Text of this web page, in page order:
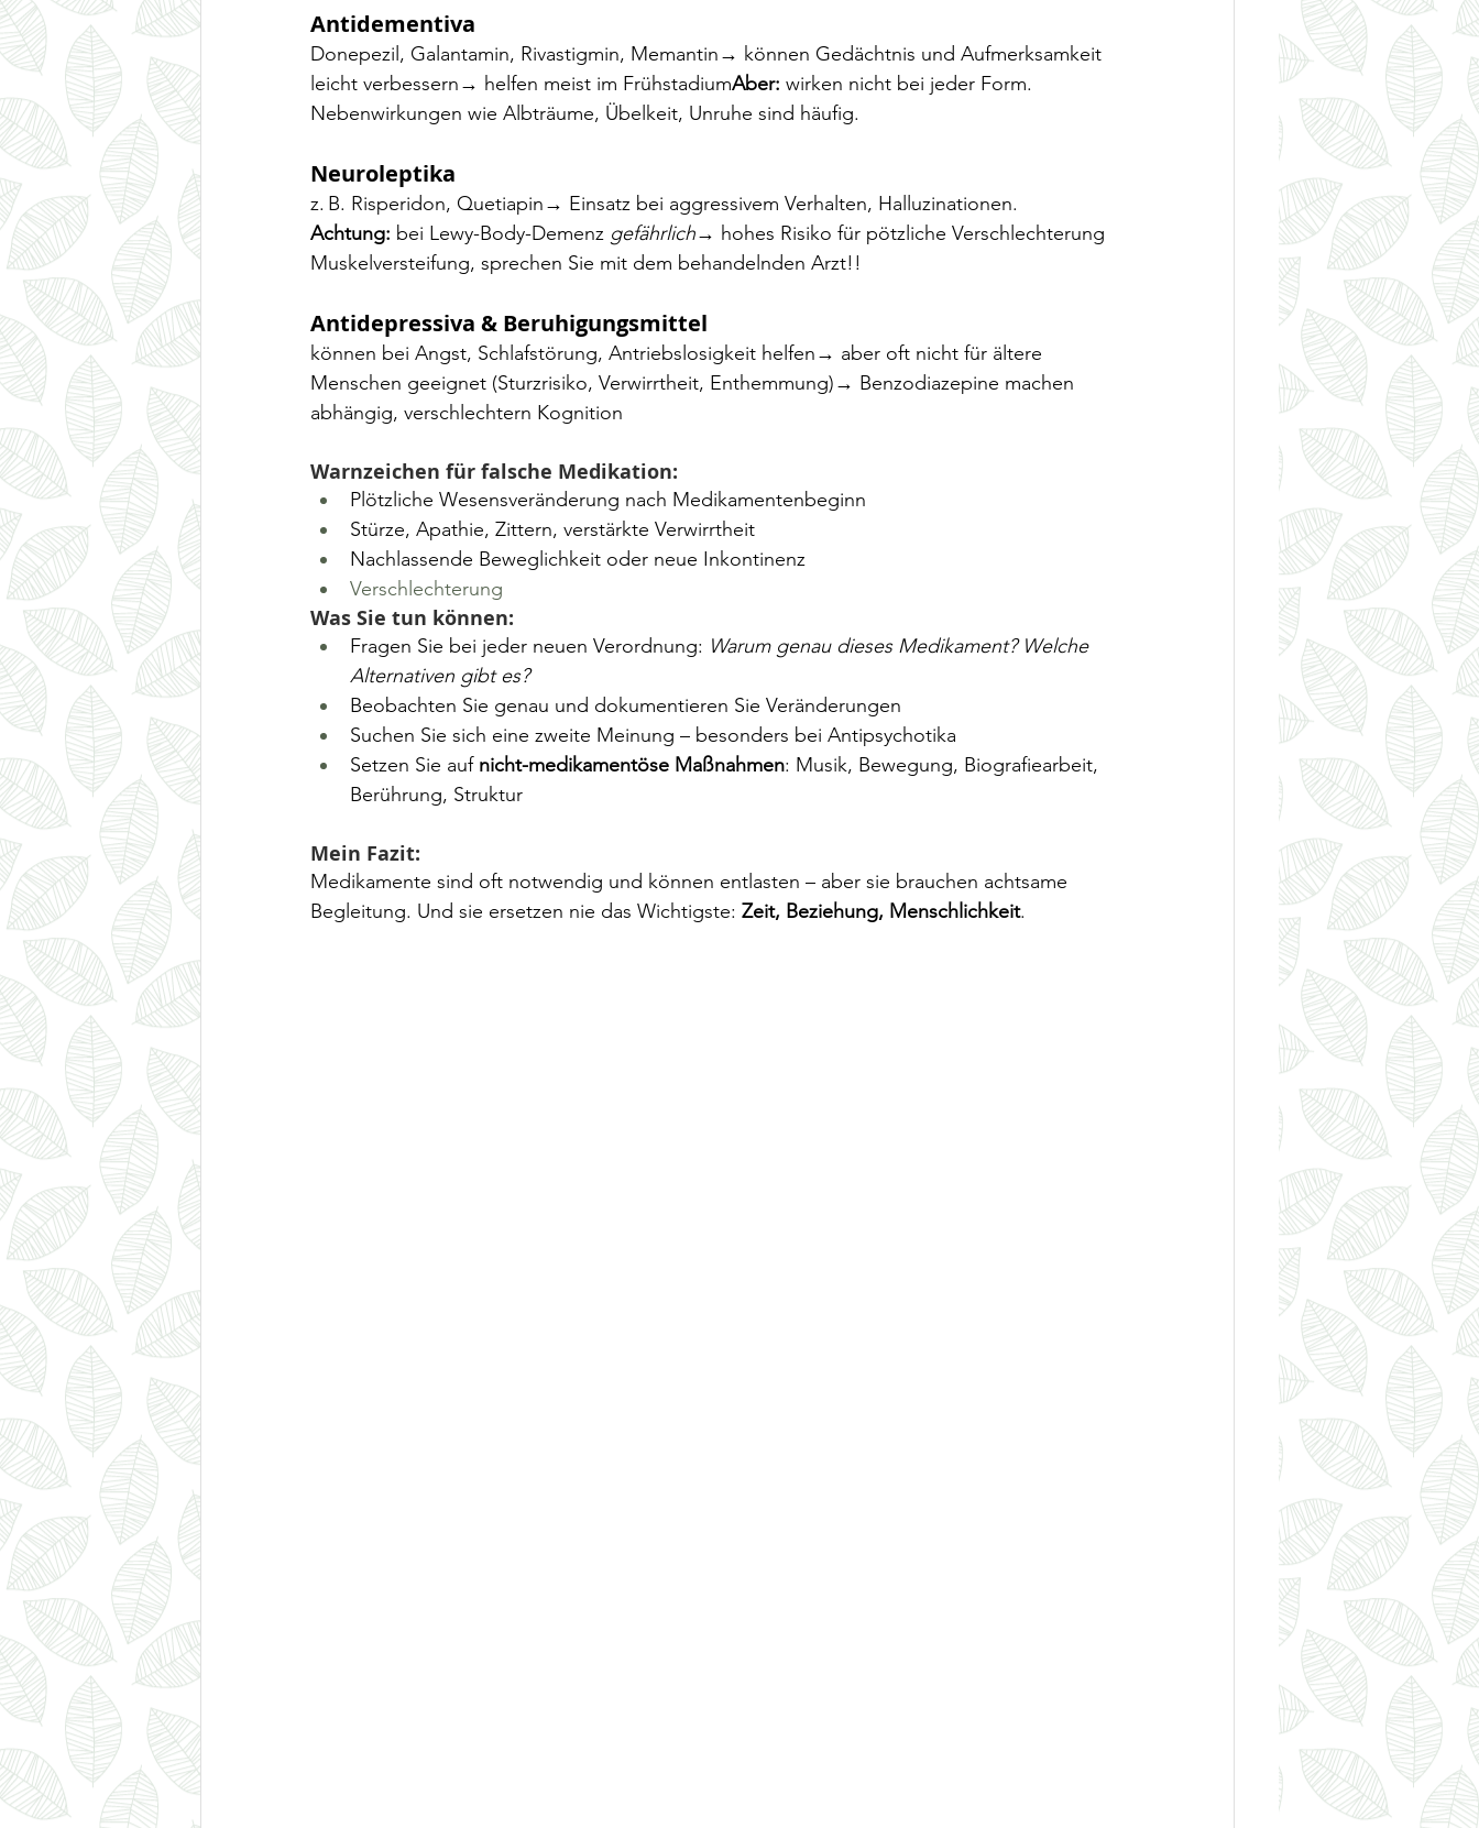
Antidementiva
Donepezil, Galantamin, Rivastigmin, Memantin→ können Gedächtnis und Aufmerksamkeit
leicht verbessern→ helfen meist im FrühstadiumAber: wirken nicht bei jeder Form.
Nebenwirkungen wie Albträume, Übelkeit, Unruhe sind häufig.
Neuroleptika
z. B. Risperidon, Quetiapin→ Einsatz bei aggressivem Verhalten, Halluzinationen.
Achtung: bei Lewy-Body-Demenz gefährlich→ hohes Risiko für pötzliche Verschlechterung
Muskelversteifung, sprechen Sie mit dem behandelnden Arzt!!
Antidepressiva & Beruhigungsmittel
können bei Angst, Schlafstörung, Antriebslosigkeit helfen→ aber oft nicht für ältere
Menschen geeignet (Sturzrisiko, Verwirrtheit, Enthemmung)→ Benzodiazepine machen
abhängig, verschlechtern Kognition
Warnzeichen für falsche Medikation:
Plötzliche Wesensveränderung nach Medikamentenbeginn
Stürze, Apathie, Zittern, verstärkte Verwirrtheit
Nachlassende Beweglichkeit oder neue Inkontinenz
Verschlechterung
Was Sie tun können:
Fragen Sie bei jeder neuen Verordnung: Warum genau dieses Medikament? Welche
Alternativen gibt es?
Beobachten Sie genau und dokumentieren Sie Veränderungen
Suchen Sie sich eine zweite Meinung – besonders bei Antipsychotika
Setzen Sie auf nicht-medikamentöse Maßnahmen: Musik, Bewegung, Biografiearbeit,
Berührung, Struktur
Mein Fazit:
Medikamente sind oft notwendig und können entlasten – aber sie brauchen achtsame
Begleitung. Und sie ersetzen nie das Wichtigste: Zeit, Beziehung, Menschlichkeit.